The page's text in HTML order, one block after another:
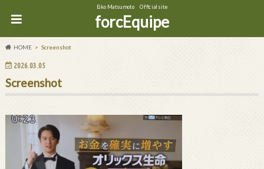
Eiko Matsumoto Official site
forcEquipe
HOME Screenshot
2026.03.05
Screenshot